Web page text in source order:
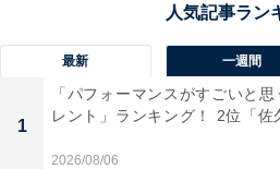
最新 一週間
1
「パフォーマンスがすごいと
レント」ランキング！ 2位「佐
2026/08/06